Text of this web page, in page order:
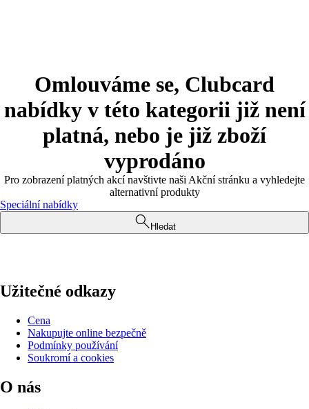
Omlouváme se, Clubcard
nabídky v této kategorii již není
platná, nebo je již zboží
vyprodáno
Pro zobrazení platných akcí navštivte naši Akční stránku a vyhledejte
alternativní produkty
Speciální nabídky
Hledat
Užitečné odkazy
Cena
Nakupujte online bezpečně
Podmínky používání
Soukromí a cookies
O nás